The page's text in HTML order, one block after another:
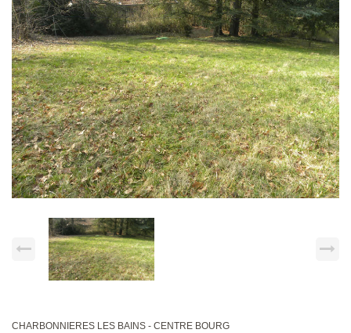
CHARBONNIERES LES BAINS - CENTRE BOURG